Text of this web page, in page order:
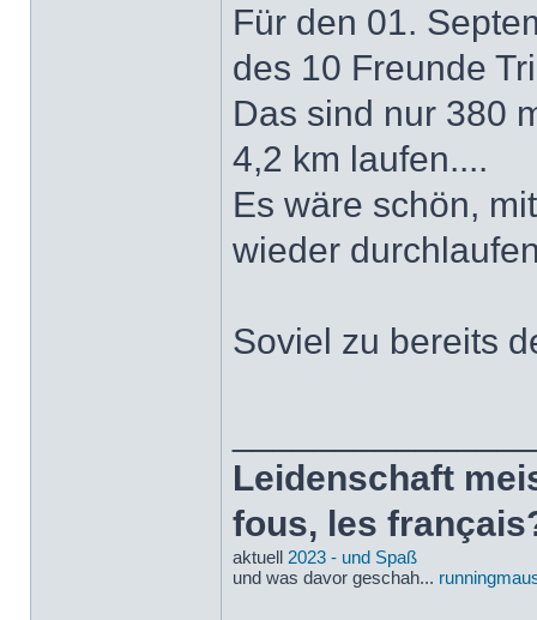
Für den 01.
des 10 Freunde
Das sind nur 380
4,2 km laufen....
Es wäre schön,
wieder
Soviel zu bereits
Leidenschaft
fous, les
aktuell 2023 - und Spaß
und was davor geschah...